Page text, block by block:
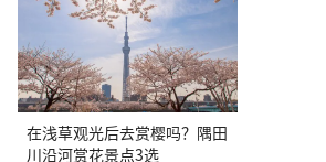
在浅草观光后去赏樱吗？隅田
川沿河赏花景点3选